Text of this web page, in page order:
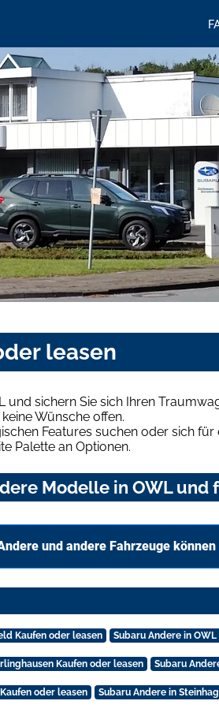
leasen
sichern Sie sich Ihren
Wünsche offen.
Features suchen oder sich
Palette an Optionen.
Modelle in OWL und
und andere Fahrzeuge
Kaufen oder leasen Subaru Andere in
Kaufen oder leasen Subaru
oder leasen Subaru Andere in